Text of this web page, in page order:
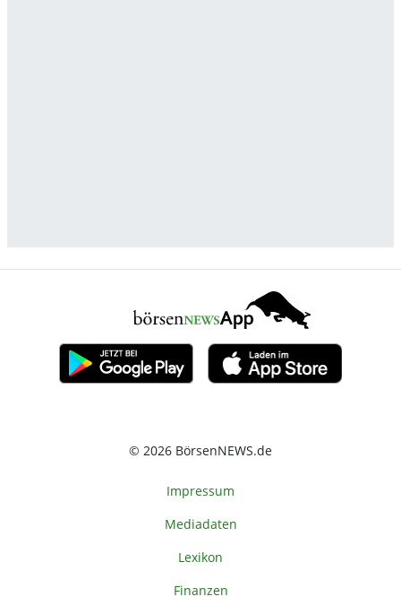
© 2026 BörsenNEWS.de
Impressum
Mediadaten
Lexikon
Finanzen